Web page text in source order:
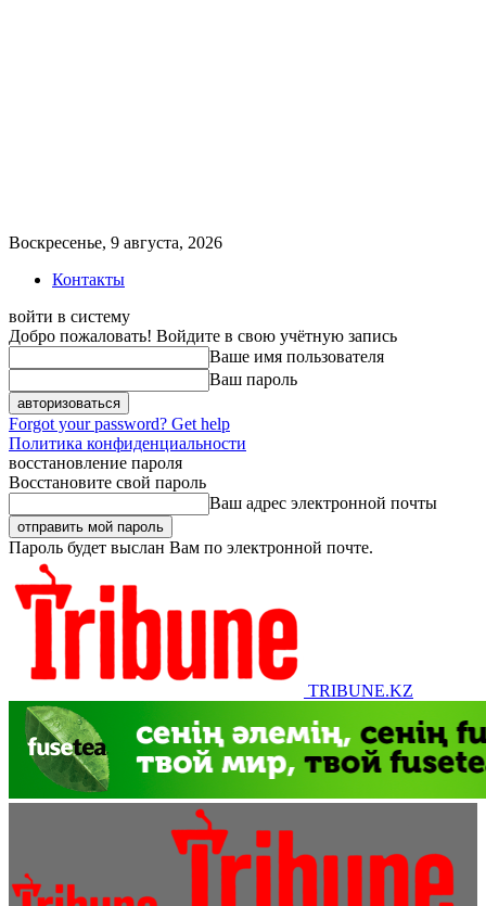
Воскресенье, 9 августа, 2026
Контакты
войти в систему
Добро пожаловать! Войдите в свою учётную запись
Ваше имя пользователя
Ваш пароль
Forgot your password? Get help
Политика конфиденциальности
восстановление пароля
Восстановите свой пароль
Ваш адрес электронной почты
Пароль будет выслан Вам по электронной почте.
TRIBUNE.KZ